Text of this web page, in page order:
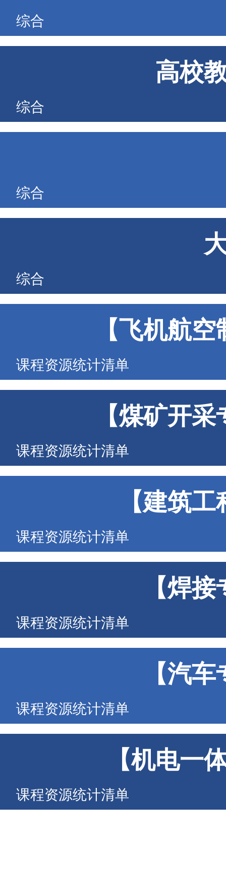
综合
高校
综合
综合
综合
【飞机航
课程资源统计清单
【煤矿开
课程资源统计清单
【建筑
课程资源统计清单
【焊
课程资源统计清单
【汽
课程资源统计清单
【机电一
课程资源统计清单